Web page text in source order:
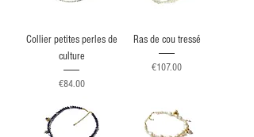
Collier petites perles de
culture
Price
€84.00
Ras de cou tressé
Price
€107.00